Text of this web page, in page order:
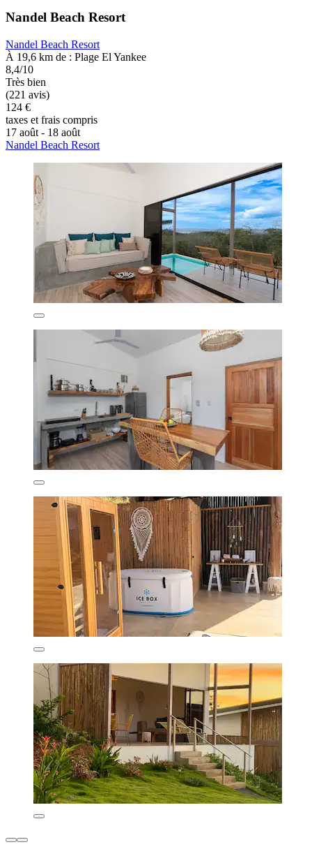
Nandel Beach Resort
Nandel Beach Resort
À 19,6 km de : Plage El Yankee
8,4/10
Très bien
(221 avis)
124 €
taxes et frais compris
17 août - 18 août
Nandel Beach Resort